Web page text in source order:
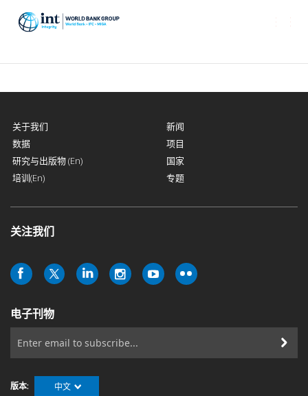
Toggle
关于我们
数据
研究与出版物 (En)
培训(En)
新闻
项目
国家
专题
关注我们
电子刊物
版本: 中文